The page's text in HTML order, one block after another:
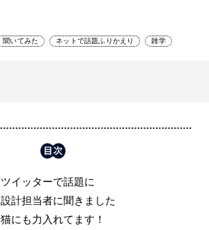
聞いてみた ネットで話題ふりかえり 雑学
ツイッターで話題に
設計担当者に聞きました
猫にも力入れてます！